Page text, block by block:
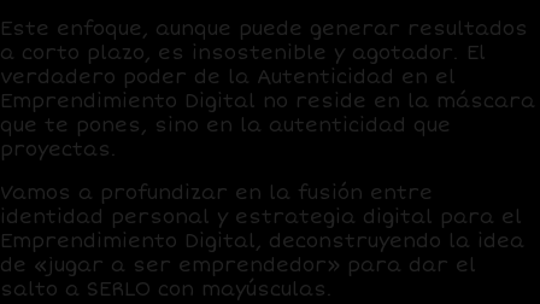
Este enfoque, aunque puede generar resultados
a corto plazo, es insostenible y agotador. El
verdadero poder de la Autenticidad en el
Emprendimiento Digital no reside en la máscara
que te pones, sino en la autenticidad que
proyectas.
Vamos a profundizar en la fusión entre
identidad personal y estrategia digital para el
Emprendimiento Digital, deconstruyendo la idea
de «jugar a ser emprendedor» para dar el
salto a SERLO con mayúsculas.